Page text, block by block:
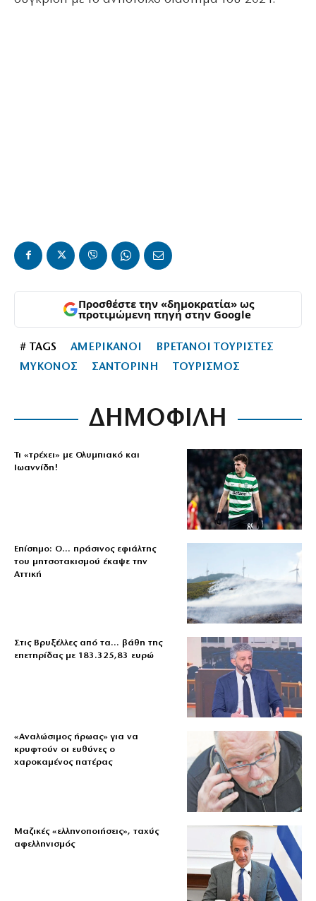
Προσθέστε την «δημοκρατία» ως
προτιμώμενη πηγή στην Google
# TAGS ΑΜΕΡΙΚΑΝΟΙ
ΒΡΕΤΑΝΟΙ ΤΟΥΡΙΣΤΕΣ
ΜΥΚΟΝΟΣ
ΣΑΝΤΟΡΙΝΗ ΤΟΥΡΙΣΜΟΣ
ΔΗΜΟΦΙΛΗ
Τι «τρέχει» με Ολυμπιακό και
Ιωαννίδη!
Επίσημο: Ο… πράσινος εφιάλτης
του μητσοτακισμού έκαψε την
Αττική
Στις Βρυξέλλες από τα… βάθη της
επετηρίδας με 183.325,83 ευρώ
«Aναλώσιμος ήρωας» για να
κρυφτούν οι ευθύνες ο
χαροκαμένος πατέρας
Μαζικές «ελληνοποιήσεις», ταχύς
αφελληνισμός